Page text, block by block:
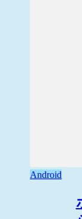
Android